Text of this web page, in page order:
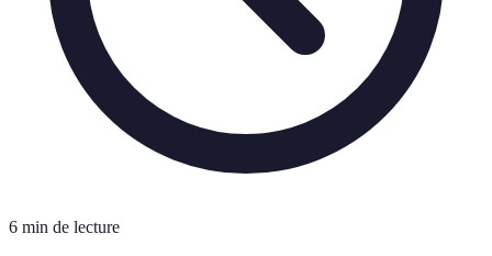
6 min de lecture